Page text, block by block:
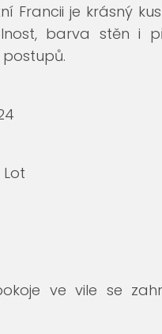
Francii je krásný
barva stěn i
ve vile se